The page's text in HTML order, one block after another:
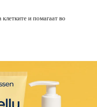
клетките и помагаат во